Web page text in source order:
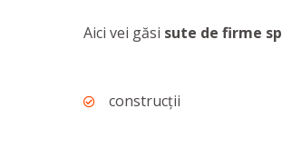
Aici vei găsi sute de firme
construcţii